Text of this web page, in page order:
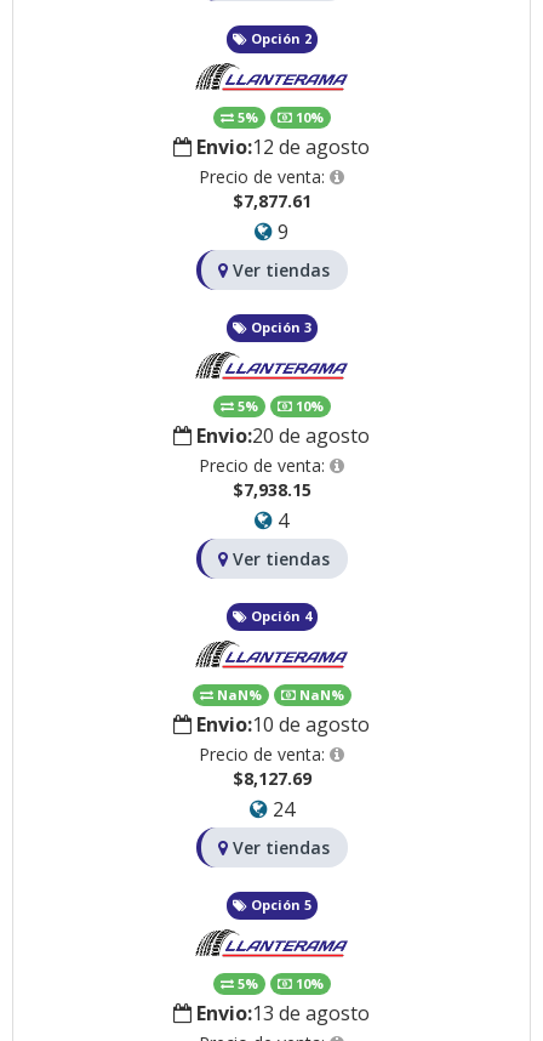
Opción 2
5% 10%
Envio:12 de agosto
Precio de venta:
$7,877.61
9
Ver tiendas
Opción 3
5% 10%
Envio:20 de agosto
Precio de venta:
$7,938.15
4
Ver tiendas
Opción 4
NaN% NaN%
Envio:10 de agosto
Precio de venta:
$8,127.69
24
Ver tiendas
Opción 5
5% 10%
Envio:13 de agosto